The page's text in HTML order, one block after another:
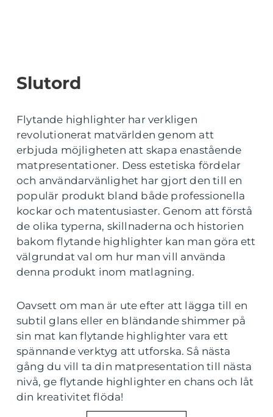
Slutord
Flytande highlighter har verkligen
revolutionerat matvärlden genom att
erbjuda möjligheten att skapa enastående
matpresentationer. Dess estetiska fördelar
och användarvänlighet har gjort den till en
populär produkt bland både professionella
kockar och matentusiaster. Genom att förstå
de olika typerna, skillnaderna och historien
bakom flytande highlighter kan man göra ett
välgrundat val om hur man vill använda
denna produkt inom matlagning.
Oavsett om man är ute efter att lägga till en
subtil glans eller en bländande shimmer på
sin mat kan flytande highlighter vara ett
spännande verktyg att utforska. Så nästa
gång du vill ta din matpresentation till nästa
nivå, ge flytande highlighter en chans och låt
din kreativitet flöda!